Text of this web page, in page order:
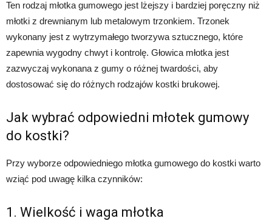
Ten rodzaj młotka gumowego jest lżejszy i bardziej poręczny niż
młotki z drewnianym lub metalowym trzonkiem. Trzonek
wykonany jest z wytrzymałego tworzywa sztucznego, które
zapewnia wygodny chwyt i kontrolę. Głowica młotka jest
zazwyczaj wykonana z gumy o różnej twardości, aby
dostosować się do różnych rodzajów kostki brukowej.
Jak wybrać odpowiedni młotek gumowy
do kostki?
Przy wyborze odpowiedniego młotka gumowego do kostki warto
wziąć pod uwagę kilka czynników:
1. Wielkość i waga młotka